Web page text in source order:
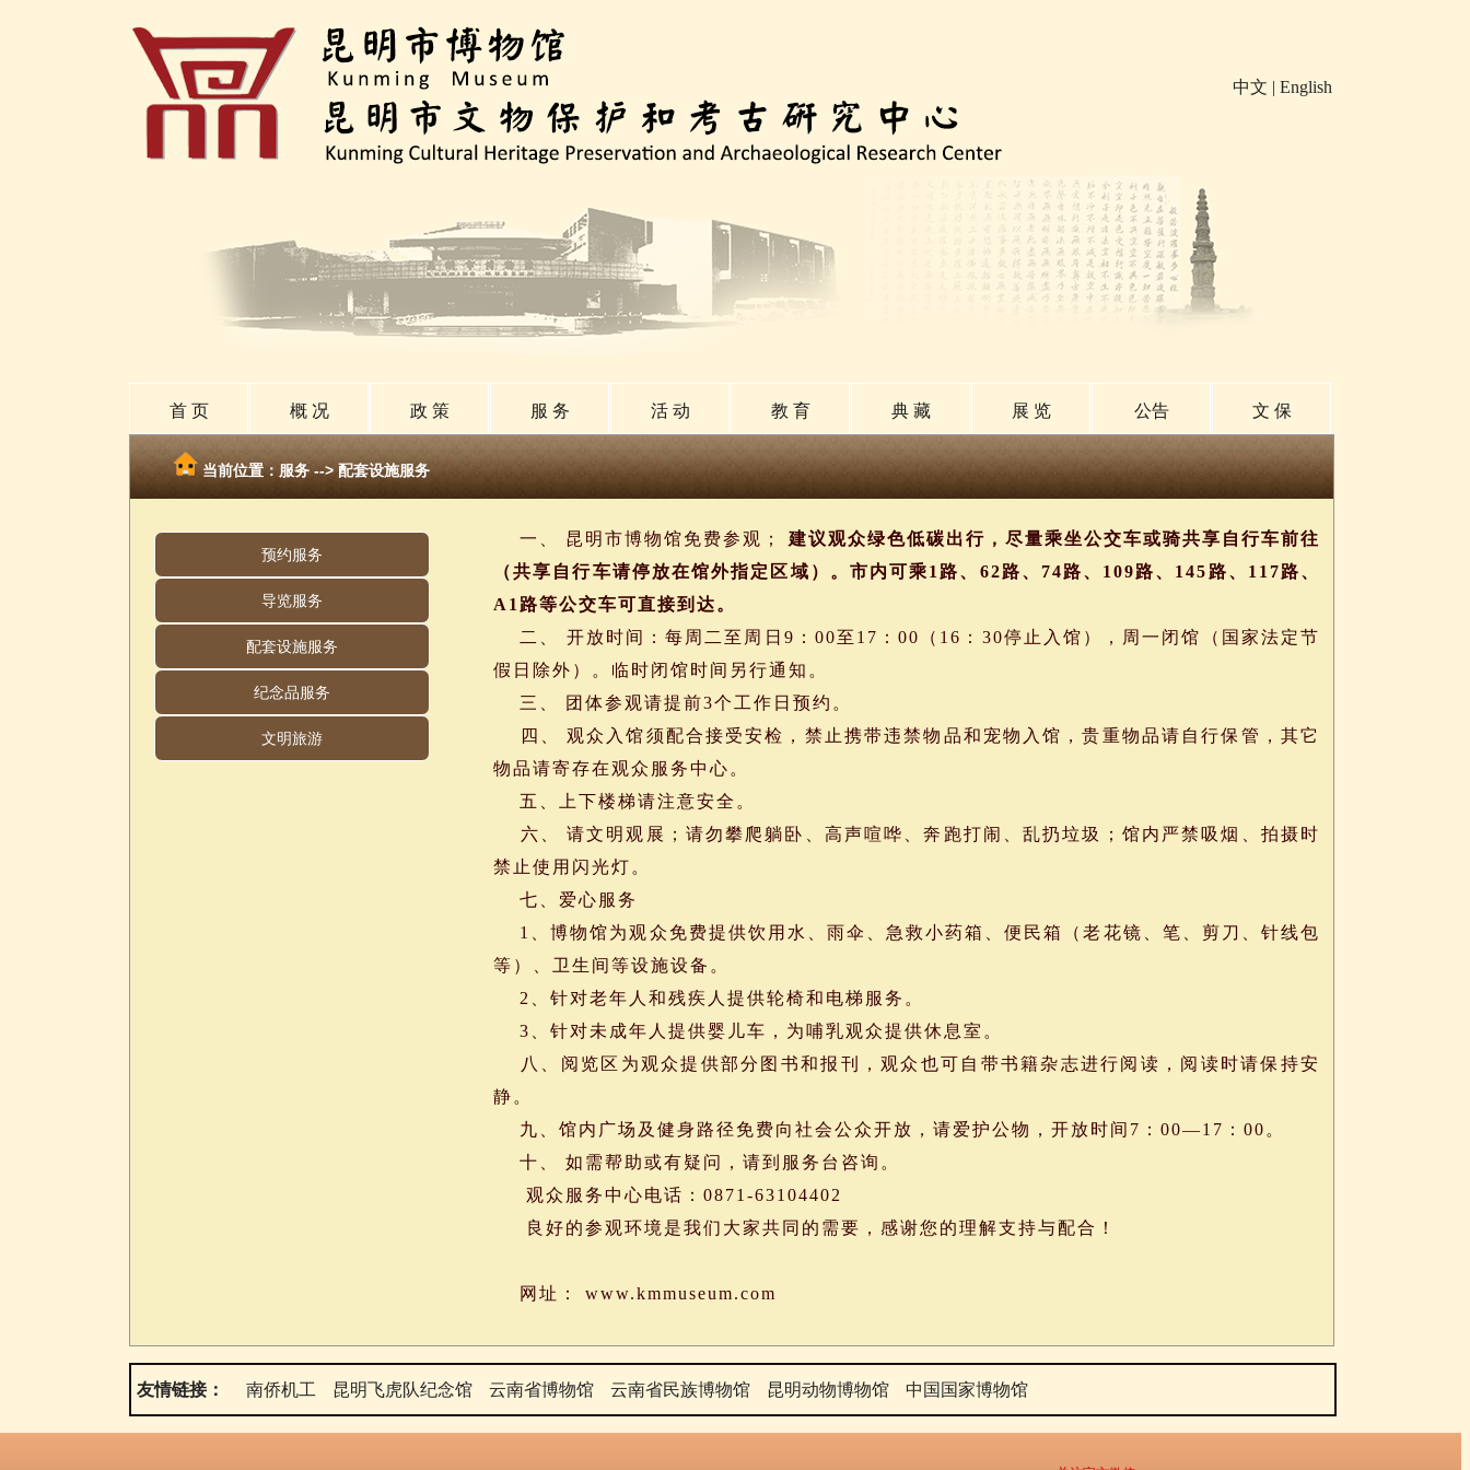
中文 | English
首 页 概 况 政 策 服 务 活 动 教 育 典 藏 展 览 公告 文 保
当前位置：服务 --> 配套设施服务
预约服务
导览服务
配套设施服务
纪念品服务
文明旅游
一、 昆明市博物馆免费参观； 建议观众绿色低碳出行，尽量乘坐公交车或骑共享自行车前往
（共享自行车请停放在馆外指定区域）。市内可乘1路、62路、74路、109路、145路、117路、
A1路等公交车可直接到达。
二、 开放时间：每周二至周日9：00至17：00（16：30停止入馆），周一闭馆（国家法定节
假日除外）。临时闭馆时间另行通知。
三、 团体参观请提前3个工作日预约。
四、 观众入馆须配合接受安检，禁止携带违禁物品和宠物入馆，贵重物品请自行保管，其它
物品请寄存在观众服务中心。
五、上下楼梯请注意安全。
六、 请文明观展；请勿攀爬躺卧、高声喧哗、奔跑打闹、乱扔垃圾；馆内严禁吸烟、拍摄时
禁止使用闪光灯。
七、爱心服务
1、博物馆为观众免费提供饮用水、雨伞、急救小药箱、便民箱（老花镜、笔、剪刀、针线包
等）、卫生间等设施设备。
2、针对老年人和残疾人提供轮椅和电梯服务。
3、针对未成年人提供婴儿车，为哺乳观众提供休息室。
八、阅览区为观众提供部分图书和报刊，观众也可自带书籍杂志进行阅读，阅读时请保持安
静。
九、馆内广场及健身路径免费向社会公众开放，请爱护公物，开放时间7：00—17：00。
十、 如需帮助或有疑问，请到服务台咨询。
观众服务中心电话：0871-63104402
良好的参观环境是我们大家共同的需要，感谢您的理解支持与配合！
网址： www.kmmuseum.com
友情链接： 南侨机工 昆明飞虎队纪念馆 云南省博物馆 云南省民族博物馆 昆明动物博物馆 中国国家博物馆